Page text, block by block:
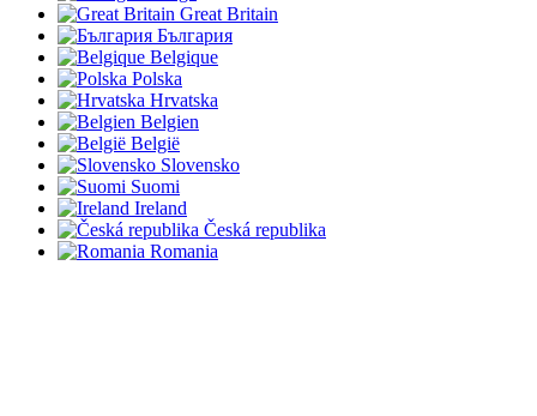
Great Britain
България
Belgique
Polska
Hrvatska
Belgien
België
Slovensko
Suomi
Ireland
Česká republika
Romania